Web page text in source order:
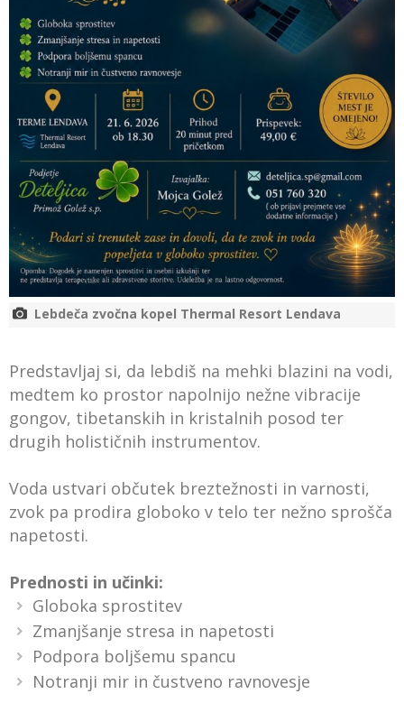
Lebdeča zvočna kopel Thermal Resort Lendava
Predstavljaj si, da lebdiš na mehki blazini na vodi,
medtem ko prostor napolnijo nežne vibracije
gongov, tibetanskih in kristalnih posod ter
drugih holističnih instrumentov.
Voda ustvari občutek breztežnosti in varnosti,
zvok pa prodira globoko v telo ter nežno sprošča
napetosti.
Prednosti in učinki:
Globoka sprostitev
Zmanjšanje stresa in napetosti
Podpora boljšemu spancu
Notranji mir in čustveno ravnovesje